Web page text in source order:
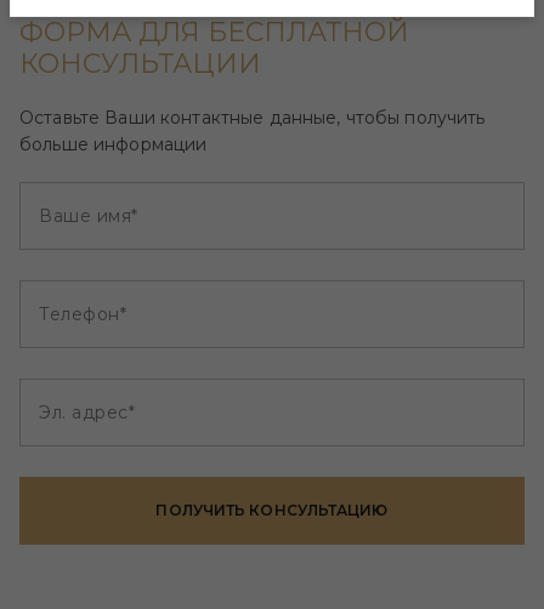
ФОРМА ДЛЯ БЕСПЛАТНОЙ
КОНСУЛЬТАЦИИ
Оставьте Ваши контактные данные, чтобы получить
больше информации
Ваше имя*
Телефон*
Эл. адрес*
ПОЛУЧИТЬ КОНСУЛЬТАЦИЮ